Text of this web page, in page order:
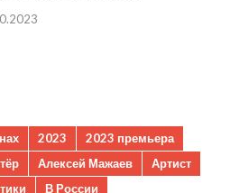
2023
2023 премьера
Алексей Мажаев
Артист
В России